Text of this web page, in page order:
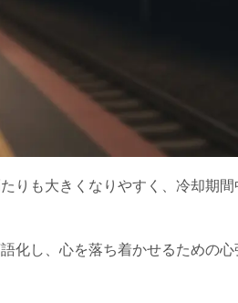
りも大きくなりやすく、冷却期
化し、心を落ち着かせるための心